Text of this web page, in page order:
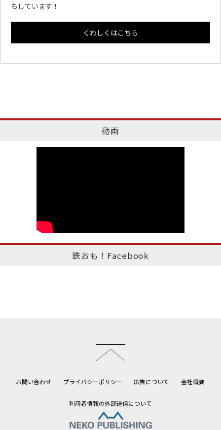
ちしています！
くわしくはこちら
動画
鉄おも！Facebook
お問い合わせ プライバシーポリシー 広告について 会社概要
利用者情報の外部送信について